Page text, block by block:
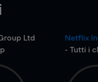
Ltd
Netflix
- Tutti i